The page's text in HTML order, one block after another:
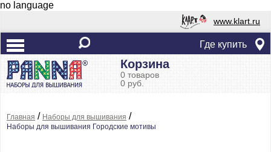
no language
www.klart.ru
Где купить
Корзина
0 товаров
0 руб.
Главная / Наборы для вышивания /
Наборы для вышивания Городские мотивы